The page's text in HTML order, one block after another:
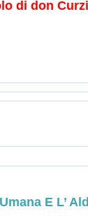
di don
E L’